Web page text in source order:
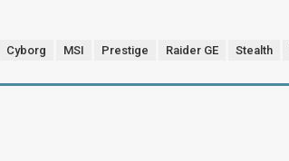
Cyborg MSI Prestige Raider GE Stealth